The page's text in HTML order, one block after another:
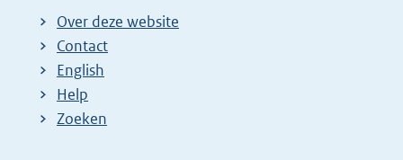
Over deze website
Contact
English
Help
Zoeken